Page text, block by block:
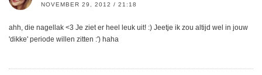
NOVEMBER 29, 2012 / 21:18
ahh, die nagellak <3 Je ziet er heel leuk uit! :) Jeetje ik zou altijd wel in jouw
'dikke' periode willen zitten :') haha